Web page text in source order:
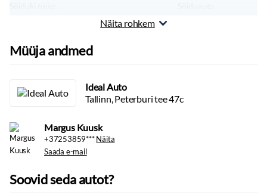
Massid, haagis, teljevaheNäita rohkem
Müüja andmed
Ideal Auto
Tallinn, Peterburi tee 47c
Margus Kuusk
+37253859***Näita
Saada e-mail
Soovid seda autot?